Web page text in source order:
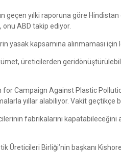
geçen yılki raporuna göre
onu ABD takip ediyor.
yasak kapsamına alınmaması için
üreticilerden
for Campaign Against Plastic
yıllar alabiliyor. Vakit
fabrikalarını kapatabileceğini
Birliği’nin başkanı